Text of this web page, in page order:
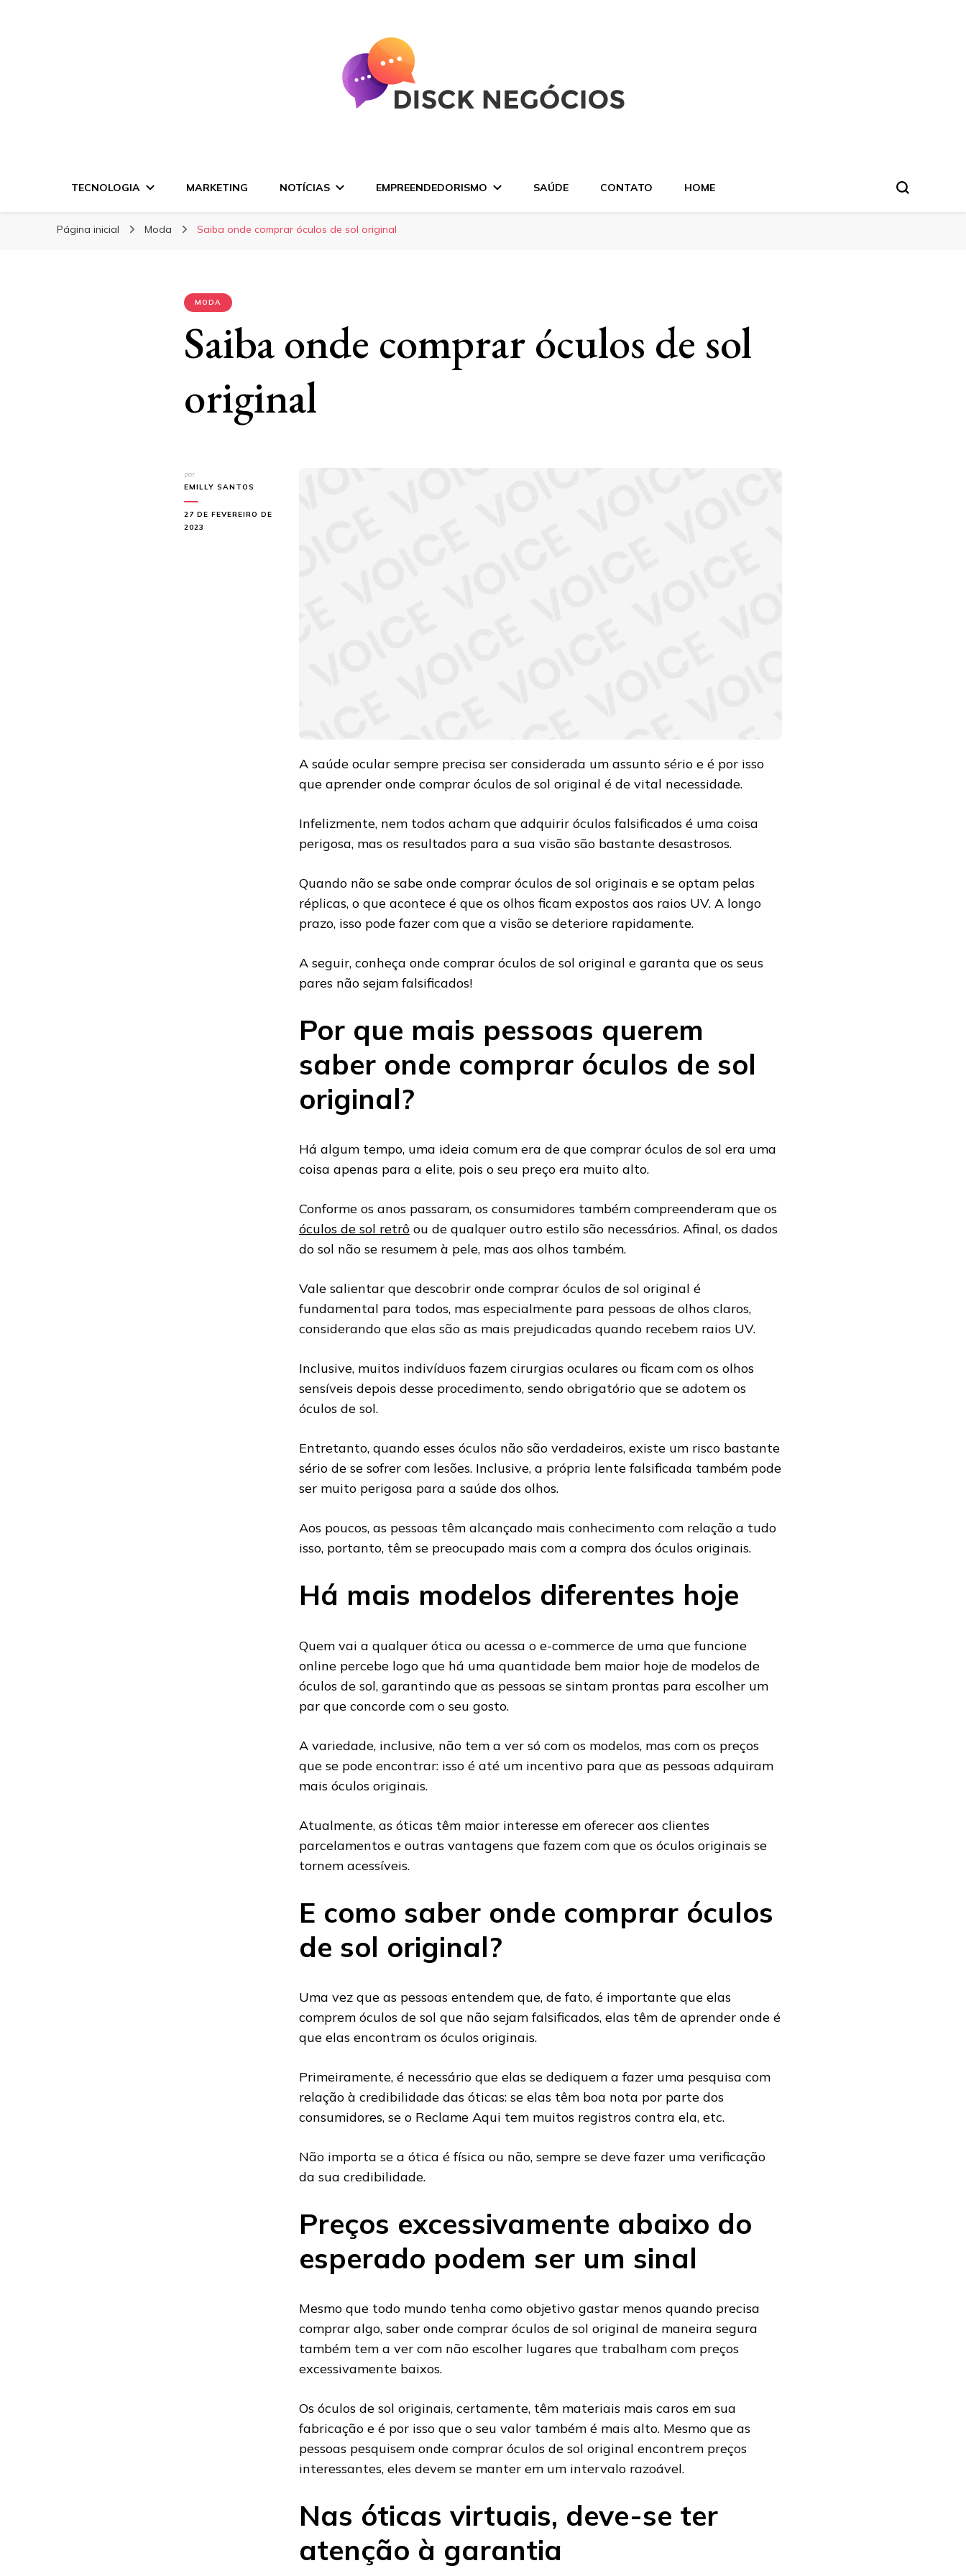
TECNOLOGIA MARKETING NOTÍCIAS EMPREENDEDORISMO SAÚDE CONTATO HOME
Página inicial Moda Saiba onde comprar óculos de sol original
MODA
Saiba onde comprar óculos de sol
original
por
EMILLY SANTOS
27 DE FEVEREIRO DE
2023
A saúde ocular sempre precisa ser considerada um assunto sério e é por isso
que aprender onde comprar óculos de sol original é de vital necessidade.
Infelizmente, nem todos acham que adquirir óculos falsificados é uma coisa
perigosa, mas os resultados para a sua visão são bastante desastrosos.
Quando não se sabe onde comprar óculos de sol originais e se optam pelas
réplicas, o que acontece é que os olhos ficam expostos aos raios UV. A longo
prazo, isso pode fazer com que a visão se deteriore rapidamente.
A seguir, conheça onde comprar óculos de sol original e garanta que os seus
pares não sejam falsificados!
Por que mais pessoas querem
saber onde comprar óculos de sol
original?
Há algum tempo, uma ideia comum era de que comprar óculos de sol era uma
coisa apenas para a elite, pois o seu preço era muito alto.
Conforme os anos passaram, os consumidores também compreenderam que os
óculos de sol retrô ou de qualquer outro estilo são necessários. Afinal, os dados
do sol não se resumem à pele, mas aos olhos também.
Vale salientar que descobrir onde comprar óculos de sol original é
fundamental para todos, mas especialmente para pessoas de olhos claros,
considerando que elas são as mais prejudicadas quando recebem raios UV.
Inclusive, muitos indivíduos fazem cirurgias oculares ou ficam com os olhos
sensíveis depois desse procedimento, sendo obrigatório que se adotem os
óculos de sol.
Entretanto, quando esses óculos não são verdadeiros, existe um risco bastante
sério de se sofrer com lesões. Inclusive, a própria lente falsificada também pode
ser muito perigosa para a saúde dos olhos.
Aos poucos, as pessoas têm alcançado mais conhecimento com relação a tudo
isso, portanto, têm se preocupado mais com a compra dos óculos originais.
Há mais modelos diferentes hoje
Quem vai a qualquer ótica ou acessa o e-commerce de uma que funcione
online percebe logo que há uma quantidade bem maior hoje de modelos de
óculos de sol, garantindo que as pessoas se sintam prontas para escolher um
par que concorde com o seu gosto.
A variedade, inclusive, não tem a ver só com os modelos, mas com os preços
que se pode encontrar: isso é até um incentivo para que as pessoas adquiram
mais óculos originais.
Atualmente, as óticas têm maior interesse em oferecer aos clientes
parcelamentos e outras vantagens que fazem com que os óculos originais se
tornem acessíveis.
E como saber onde comprar óculos
de sol original?
Uma vez que as pessoas entendem que, de fato, é importante que elas
comprem óculos de sol que não sejam falsificados, elas têm de aprender onde é
que elas encontram os óculos originais.
Primeiramente, é necessário que elas se dediquem a fazer uma pesquisa com
relação à credibilidade das óticas: se elas têm boa nota por parte dos
consumidores, se o Reclame Aqui tem muitos registros contra ela, etc.
Não importa se a ótica é física ou não, sempre se deve fazer uma verificação
da sua credibilidade.
Preços excessivamente abaixo do
esperado podem ser um sinal
Mesmo que todo mundo tenha como objetivo gastar menos quando precisa
comprar algo, saber onde comprar óculos de sol original de maneira segura
também tem a ver com não escolher lugares que trabalham com preços
excessivamente baixos.
Os óculos de sol originais, certamente, têm materiais mais caros em sua
fabricação e é por isso que o seu valor também é mais alto. Mesmo que as
pessoas pesquisem onde comprar óculos de sol original encontrem preços
interessantes, eles devem se manter em um intervalo razoável.
Nas óticas virtuais, deve-se ter
atenção à garantia